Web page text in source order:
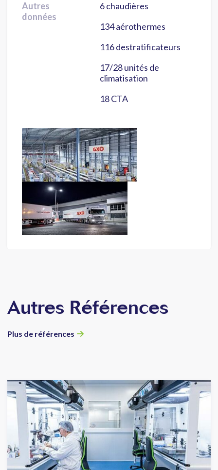
Autres
données
6 chaudières
134 aérothermes
116 destratificateurs
17/28 unités de
climatisation
18 CTA
Autres Références
Plus de références